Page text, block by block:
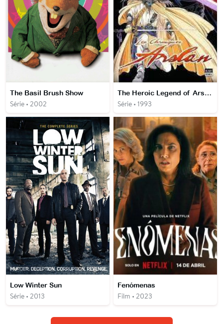
The Basil Brush Show
Série • 2002
The Heroic Legend of Arslân
Série • 1993
Low Winter Sun
Série • 2013
Fenómenas
Film • 2023